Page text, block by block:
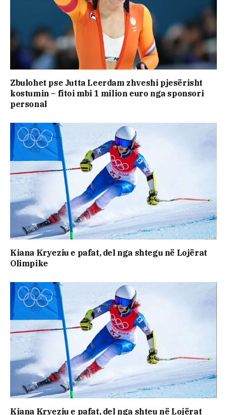
Zbulohet pse Jutta Leerdam zhveshi pjesërisht
kostumin – fitoi mbi 1 milion euro nga sponsori
personal
Kiana Kryeziu e pafat, del nga shtegu në Lojërat
Olimpike
Kiana Kryeziu e pafat, del nga shteu në Lojërat